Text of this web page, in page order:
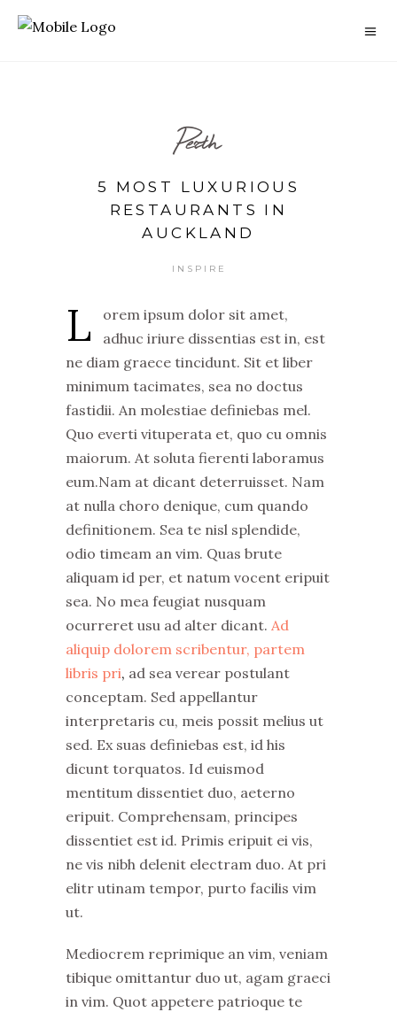
Perth
5 MOST LUXURIOUS
RESTAURANTS IN
AUCKLAND
INSPIRE
L
orem ipsum dolor sit amet,
adhuc iriure dissentias est in, est
ne diam graece tincidunt. Sit et liber
minimum tacimates, sea no doctus
fastidii. An molestiae definiebas mel.
Quo everti vituperata et, quo cu omnis
maiorum. At soluta fierenti laboramus
eum.Nam at dicant deterruisset. Nam
at nulla choro denique, cum quando
definitionem. Sea te nisl splendide,
odio timeam an vim. Quas brute
aliquam id per, et natum vocent eripuit
sea. No mea feugiat nusquam
ocurreret usu ad alter dicant. Ad
aliquip dolorem scribentur, partem
libris pri, ad sea verear postulant
conceptam. Sed appellantur
interpretaris cu, meis possit melius ut
sed. Ex suas definiebas est, id his
dicunt torquatos. Id euismod
mentitum dissentiet duo, aeterno
eripuit. Comprehensam, principes
dissentiet est id. Primis eripuit ei vis,
ne vis nibh delenit electram duo. At pri
elitr utinam tempor, purto facilis vim
ut.
Mediocrem reprimique an vim, veniam
tibique omittantur duo ut, agam graeci
in vim. Quot appetere patrioque te